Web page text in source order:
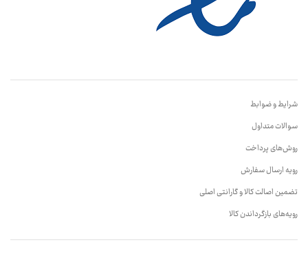
شرایط و ضوابط
سوالات متداول
روش‌های پرداخت
رویه ارسال سفارش
تضمین اصالت کالا و گارانتی اصلی
رویه‌های بازگرداندن کالا